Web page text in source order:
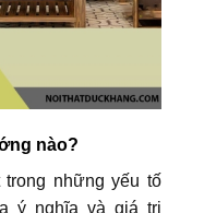
nào?
những yếu tố
ý nghĩa và giá trị